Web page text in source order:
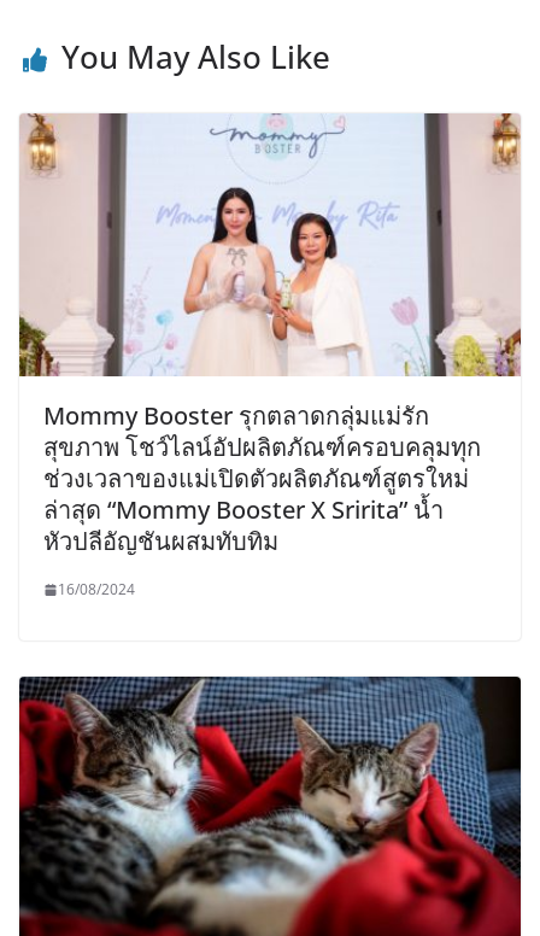
You May Also Like
Mommy Booster รุกตลาดกลุ่มแม่รัก
สุขภาพ โชว์ไลน์อัปผลิตภัณฑ์ครอบคลุมทุก
ช่วงเวลาของแม่เปิดตัวผลิตภัณฑ์สูตรใหม่
ล่าสุด “Mommy Booster X Sririta” น้ำ
หัวปลีอัญชันผสมทับทิม
16/08/2024